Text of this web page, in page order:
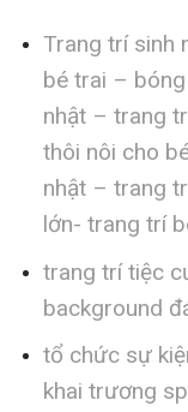
Trang trí sinh
bé trai –
nhật – trang
thôi nôi cho
nhật – trang
lớn- trang trí
trang trí tiệc
background
tổ chức sự
khai trương